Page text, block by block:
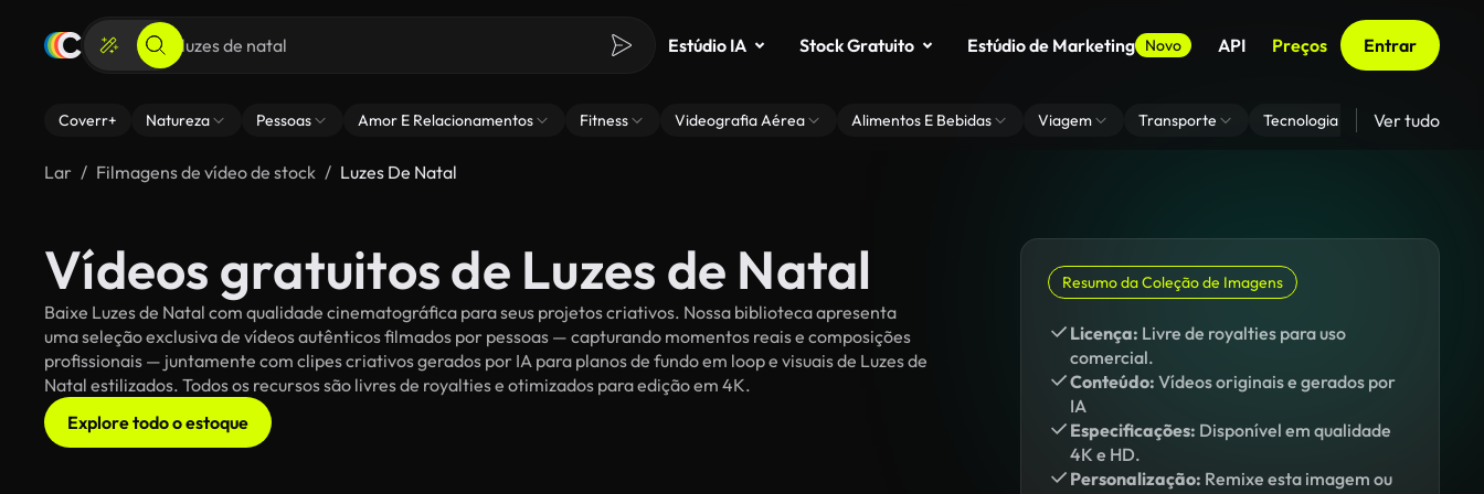
Estúdio IA Stock Gratuito Estúdio de Marketing Novo API Preços Entrar
Coverr+ Natureza Pessoas Amor E Relacionamentos Fitness Videografia Aérea Alimentos E Bebidas Viagem Transporte Tecnologia Zoom De
Ver tudo
Lar Filmagens de vídeo de stock Luzes De Natal
Vídeos gratuitos de Luzes de Natal
Baixe Luzes de Natal com qualidade cinematográfica para seus projetos criativos. Nossa biblioteca apresenta
uma seleção exclusiva de vídeos autênticos filmados por pessoas — capturando momentos reais e composições
profissionais — juntamente com clipes criativos gerados por IA para planos de fundo em loop e visuais de Luzes de
Natal estilizados. Todos os recursos são livres de royalties e otimizados para edição em 4K.
Explore todo o estoque
Resumo da Coleção de Imagens
Licença: Livre de royalties para uso
comercial.
Conteúdo: Vídeos originais e gerados por
IA
Especificações: Disponível em qualidade
4K e HD.
Personalização: Remixe esta imagem ou